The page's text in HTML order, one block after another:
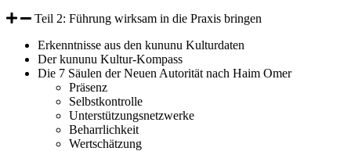
Teil 2: Führung wirksam in die Praxis bringen
Erkenntnisse aus den kununu Kulturdaten
Der kununu Kultur-Kompass
Die 7 Säulen der Neuen Autorität nach Haim Omer
Präsenz
Selbstkontrolle
Unterstützungsnetzwerke
Beharrlichkeit
Wertschätzung